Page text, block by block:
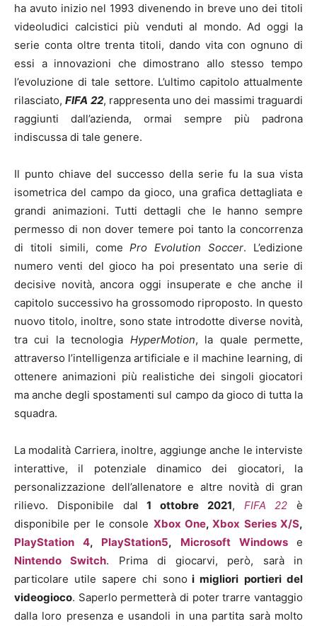
ha avuto inizio nel 1993 divenendo in breve uno dei titoli
videoludici calcistici più venduti al mondo. Ad oggi la
serie conta oltre trenta titoli, dando vita con ognuno di
essi a innovazioni che dimostrano allo stesso tempo
l’evoluzione di tale settore. L’ultimo capitolo attualmente
rilasciato,FIFA 22, rappresenta uno dei massimi traguardi
raggiunti dall’azienda, ormai sempre più padrona
indiscussa di tale genere.
Il punto chiave del successo della serie fu la sua vista
isometrica del campo da gioco, una grafica dettagliata e
grandi animazioni. Tutti dettagli che le hanno sempre
permesso di non dover temere poi tanto la concorrenza
di titoli simili, comePro Evolution Soccer. L’edizione
numero venti del gioco ha poi presentato una serie di
decisive novità, ancora oggi insuperate e che anche il
capitolo successivo ha grossomodo riproposto. In questo
nuovo titolo, inoltre, sono state introdotte diverse novità,
tra cui la tecnologia HyperMotion, la quale permette,
attraverso l’intelligenza artificiale e il machine learning, di
ottenere animazioni più realistiche dei singoli giocatori
ma anche degli spostamenti sul campo da gioco di tutta la
squadra.
La modalità Carriera, inoltre, aggiunge anche le interviste
interattive, il potenziale dinamico dei giocatori, la
personalizzazione dell’allenatore e altre novità di gran
rilievo. Disponibile dal1 ottobre 2021, FIFA 22 è
disponibile per le console Xbox One,Xbox Series X/S,
PlayStation 4, PlayStation5, Microsoft Windowse
Nintendo Switch. Prima di giocarvi, però, sarà in
particolare utile sapere chi sono i migliori portieri del
videogioco. Saperlo permetterà di poter trarre vantaggio
dalla loro presenza e usandoli in una partita sarà molto